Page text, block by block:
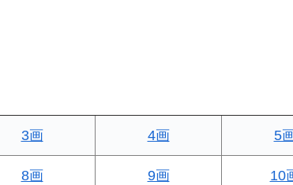
3画 4画 5
8画 9画 10